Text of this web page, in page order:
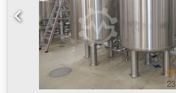
la dosificación principal: +/- 1 g,
CIP: sí, tipo de tapa: láminas de
sellado: 5. Dimensiones de la máquina
aproximadamente 3450 mm/1350 mm/
aproximadamente 3200 kg. La
listos para la venta, con tapa y
documentación. Es posible realizar